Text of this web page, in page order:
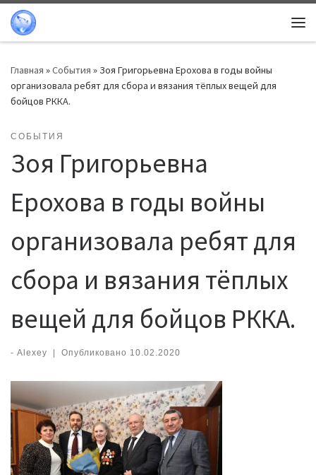
Перейти к содержимому
Главная »События » Зоя Григорьевна Ерохова в годы войны
организовала ребят для сбора и вязания тёплых вещей для
бойцов РККА.
СОБЫТИЯ
Зоя Григорьевна
Ерохова в годы войны
организовала ребят для
сбора и вязания тёплых
вещей для бойцов РККА.
- Alexey | Опубликовано 10.02.2020